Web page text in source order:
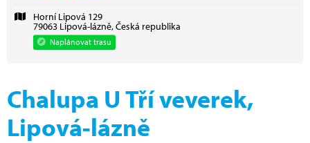
Horní Lipová 129
79063 Lipová-lázně, Česká republika
Naplánovat trasu
Chalupa U Tří veverek,
Lipová-lázně